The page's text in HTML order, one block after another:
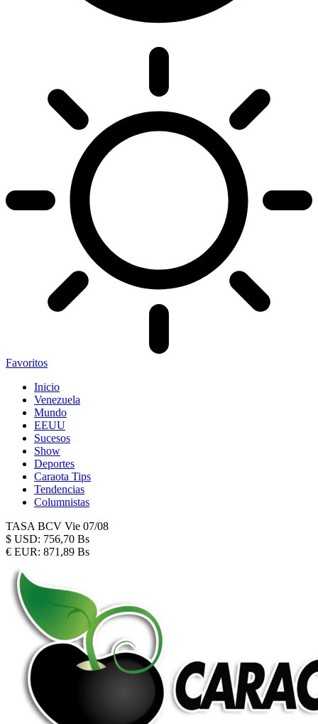
Favoritos
Inicio
Venezuela
Mundo
EEUU
Sucesos
Show
Deportes
Caraota Tips
Tendencias
Columnistas
TASA BCV Vie 07/08
$ USD: 756,70 Bs
€ EUR: 871,89 Bs